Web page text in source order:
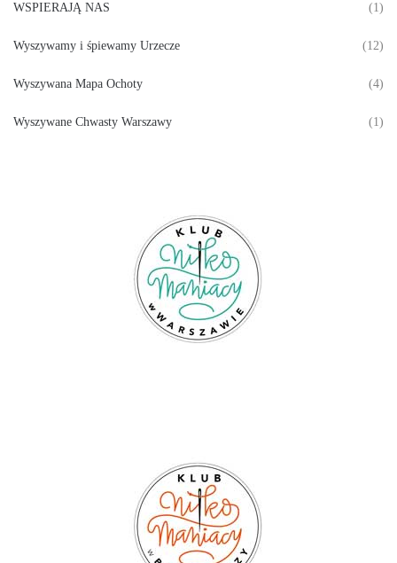
WSPIERAJĄ NAS (1)
Wyszywamy i śpiewamy Urzecze (12)
Wyszywana Mapa Ochoty (4)
Wyszywane Chwasty Warszawy (1)